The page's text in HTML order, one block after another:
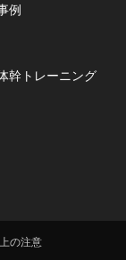
例
幹トレーニング
の注意